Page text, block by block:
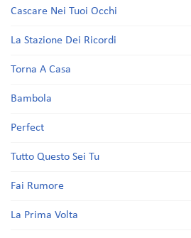
Cascare Nei Tuoi Occhi
La Stazione Dei Ricordi
Torna A Casa
Bambola
Perfect
Tutto Questo Sei Tu
Fai Rumore
La Prima Volta